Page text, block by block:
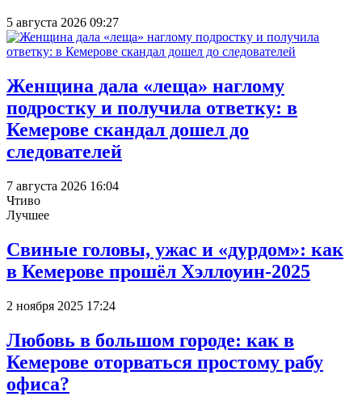
5 августа 2026 09:27
Женщина дала «леща» наглому
подростку и получила ответку: в
Кемерове скандал дошел до
следователей
7 августа 2026 16:04
Чтиво
Лучшее
Свиные головы, ужас и «дурдом»: как
в Кемерове прошёл Хэллоуин-2025
2 ноября 2025 17:24
Любовь в большом городе: как в
Кемерове оторваться простому рабу
офиса?